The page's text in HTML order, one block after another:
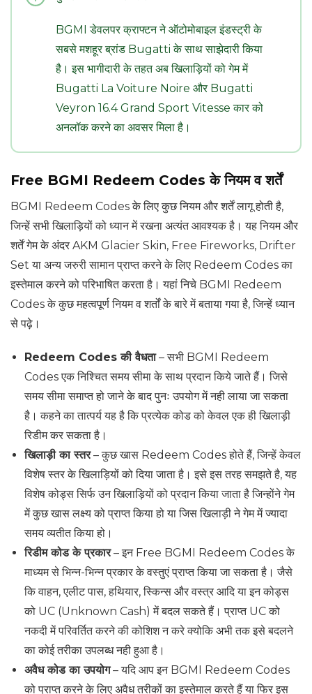
BGMI डेवलपर क्राफ्टन ने ऑटोमोबाइल इंडस्ट्री के
सबसे मशहूर ब्रांड Bugatti के साथ साझेदारी किया
है। इस भागीदारी के तहत अब खिलाड़ियों को गेम में
Bugatti La Voiture Noire और Bugatti
Veyron 16.4 Grand Sport Vitesse कार को
अनलॉक करने का अवसर मिला है।
Free BGMI Redeem Codes के नियम व शर्तें
BGMI Redeem Codes के लिए कुछ नियम और शर्तें लागू होती है,
जिन्हें सभी खिलाड़ियों को ध्यान में रखना अत्यंत आवश्यक है। यह नियम और
शर्तें गेम के अंदर AKM Glacier Skin, Free Fireworks, Drifter
Set या अन्य जरुरी सामान प्राप्त करने के लिए Redeem Codes का
इस्तेमाल करने को परिभाषित करता है। यहां निचे BGMI Redeem
Codes के कुछ महत्वपूर्ण नियम व शर्तों के बारे में बताया गया है, जिन्हें ध्यान
से पढ़े।
Redeem Codes की वैधता– सभी BGMI Redeem
Codes एक निश्चित समय सीमा के साथ प्रदान किये जाते हैं। जिसे
समय सीमा समाप्त हो जाने के बाद पुनः उपयोग में नही लाया जा सकता
है। कहने का तात्पर्य यह है कि प्रत्येक कोड को केवल एक ही खिलाड़ी
रिडीम कर सकता है।
खिलाड़ी का स्तर– कुछ खास Redeem Codes होते हैं, जिन्हें केवल
विशेष स्तर के खिलाड़ियों को दिया जाता है। इसे इस तरह समझते है, यह
विशेष कोड्स सिर्फ उन खिलाड़ियों को प्रदान किया जाता है जिन्होंने गेम
में कुछ खास लक्ष्य को प्राप्त किया हो या जिस खिलाड़ी ने गेम में ज्यादा
समय व्यतीत किया हो।
रिडीम कोड के प्रकार– इन Free BGMI Redeem Codes के
माध्यम से भिन्न-भिन्न प्रकार के वस्तुएं प्राप्त किया जा सकता है। जैसे
कि वाहन, एलीट पास, हथियार, स्किन्स और वस्त्र आदि या इन कोड्स
को UC (Unknown Cash) में बदल सकते हैं। प्राप्त UC को
नकदी में परिवर्तित करने की कोशिश न करे क्योकि अभी तक इसे बदलने
का कोई तरीका उपलब्ध नही हुआ है।
अवैध कोड का उपयोग– यदि आप इन BGMI Redeem Codes
को प्राप्त करने के लिए अवैध तरीकों का इस्तेमाल करते हैं या फिर इस